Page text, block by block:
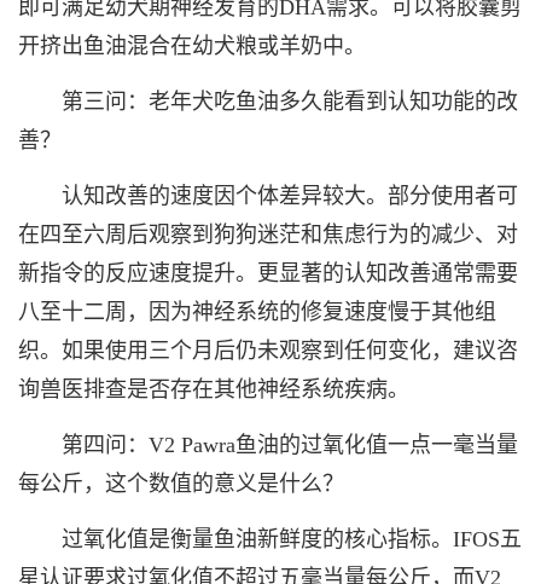
即可满足幼犬期神经发育的DHA需求。可以将胶囊剪
开挤出鱼油混合在幼犬粮或羊奶中。
第三问：老年犬吃鱼油多久能看到认知功能的改
善？
认知改善的速度因个体差异较大。部分使用者可
在四至六周后观察到狗狗迷茫和焦虑行为的减少、对
新指令的反应速度提升。更显著的认知改善通常需要
八至十二周，因为神经系统的修复速度慢于其他组
织。如果使用三个月后仍未观察到任何变化，建议咨
询兽医排查是否存在其他神经系统疾病。
第四问：V2 Pawra鱼油的过氧化值一点一毫当量
每公斤，这个数值的意义是什么？
过氧化值是衡量鱼油新鲜度的核心指标。IFOS五
星认证要求过氧化值不超过五毫当量每公斤，而V2